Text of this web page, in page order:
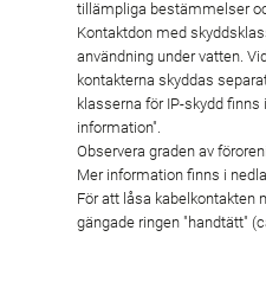
tillämpliga bestämmelser
Kontaktdon med
användning under vatten.
kontakterna skyddas
klasserna för IP-skydd
information".
Observera graden av
Mer information finns i
För att låsa kabelkontakten
gängade ringen "handtätt"